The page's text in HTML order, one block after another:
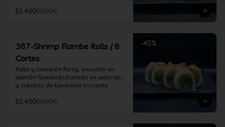
$5.490$9.990
-45%
367-Shrimp Flambe Rolls / 8
Cortes
Palta y camarón furay, envuelto en
salmón flameado,bañado en salsa tari
y cubierto de kanikama crocante
$5.490$9.990